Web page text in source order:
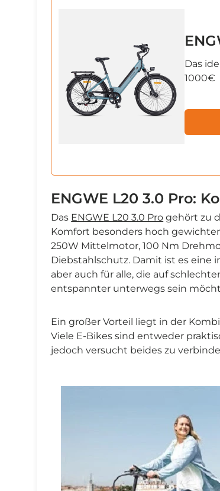
Das
1000€
ENGWE L20 3.0 Pro:
Das ENGWE L20 3.0 Pro gehört zu
Komfort besonders hoch
250W Mittelmotor, 100 Nm
Diebstahlschutz. Damit ist es eine
aber auch für alle, die auf
entspannter unterwegs sein
Ein großer Vorteil liegt in der
Viele E-Bikes sind entweder
jedoch versucht beides zu